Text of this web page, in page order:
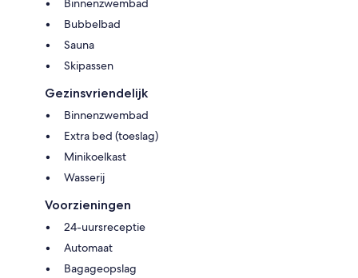
Binnenzwembad
Bubbelbad
Sauna
Skipassen
Gezinsvriendelijk
Binnenzwembad
Extra bed (toeslag)
Minikoelkast
Wasserij
Voorzieningen
24-uursreceptie
Automaat
Bagageopslag